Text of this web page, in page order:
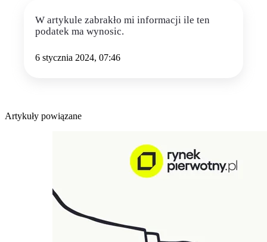
W artykule zabrakło mi informacji ile ten
podatek ma wynosic.
6 stycznia 2024, 07:46
Artykuły powiązane